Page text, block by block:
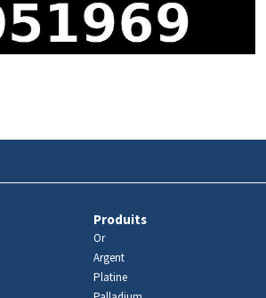
Produits
Or
Argent
Platine